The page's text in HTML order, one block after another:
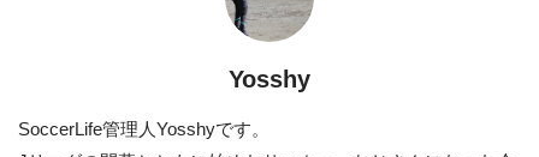
Yosshy
SoccerLife管理人Yosshyです。